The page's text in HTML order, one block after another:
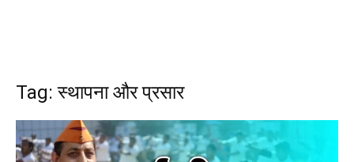
Tag: स्थापना और प्रसार